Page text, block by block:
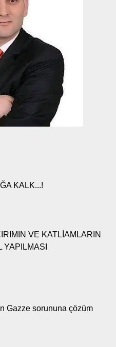
KALK...!
VE KATLİAMLARIN
YAPILMASI
Gazze sorununa çözüm